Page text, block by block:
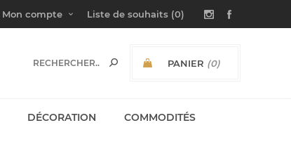
Mon compte Liste de souhaits (0)
PANIER (0)
DÉCORATION COMMODITÉS